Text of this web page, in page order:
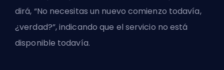
dirá, “No necesitas un nuevo comienzo todavía,
¿verdad?”, indicando que el servicio no está
disponible todavía.